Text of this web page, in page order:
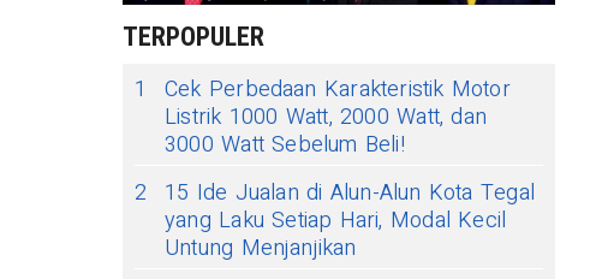
TERPOPULER
1
Cek Perbedaan Karakteristik Motor
Listrik 1000 Watt, 2000 Watt, dan
3000 Watt Sebelum Beli!
2
15 Ide Jualan di Alun-Alun Kota Tegal
yang Laku Setiap Hari, Modal Kecil
Untung Menjanjikan